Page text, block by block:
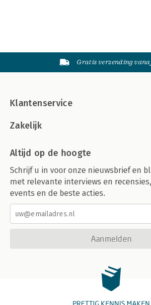
Gratis verzending
Klantenservice
Zakelijk
Altijd op de hoogte
Schrijf u in voor onze nieuwsbrief en
met relevante interviews en
events en de beste acties.
Aanmelden
PRETTIG KENNIS MAKEN